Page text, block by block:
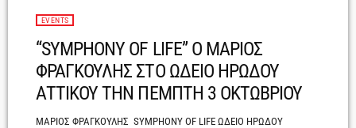
EVENTS
“SYMPHONY OF LIFE” O ΜΑΡΙΟΣ
ΦΡΑΓΚΟΥΛΗΣ ΣΤΟ ΩΔΕΙΟ ΗΡΩΔΟΥ
ΑΤΤΙΚΟΥ ΤΗΝ ΠΕΜΠΤΗ 3 ΟΚΤΩΒΡΙΟΥ
ΜΑΡΙΟΣ ΦΡΑΓΚΟΥΛΗΣ SYMPHONY OF LIFE ΩΔΕΙΟ ΗΡΩΔΟΥ